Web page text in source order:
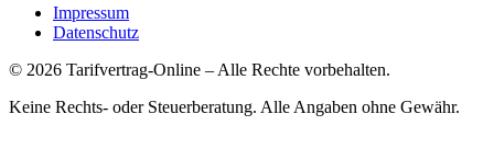
Impressum
Datenschutz
© 2026 Tarifvertrag-Online – Alle Rechte vorbehalten.
Keine Rechts- oder Steuerberatung. Alle Angaben ohne Gewähr.